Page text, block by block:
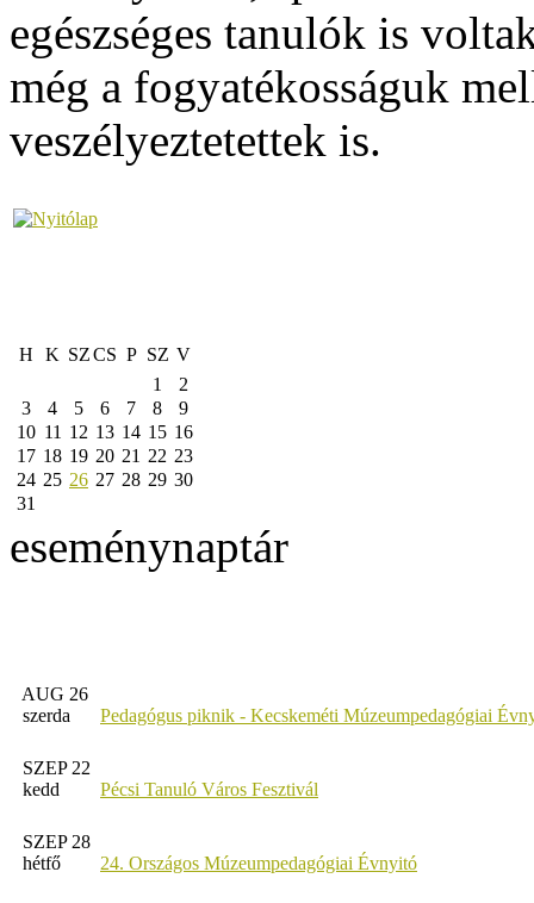
egészséges tanulók is
még a fogyatékosságuk
veszélyeztetettek is.
H K SZCS P SZ V
1
2
3
4 5 6 7 8
9
10 11 12 13 14 15 16
17 18 19 20 21 22 23
24 25 26 27 28 29 30
31
eseménynaptár
AUG 26
szerda
Pedagógus piknik - Kecskeméti Múzeumpedagógiai
SZEP 22
kedd
Pécsi Tanuló Város Fesztivál
SZEP 28
hétfő
24. Országos Múzeumpedagógiai Évnyitó